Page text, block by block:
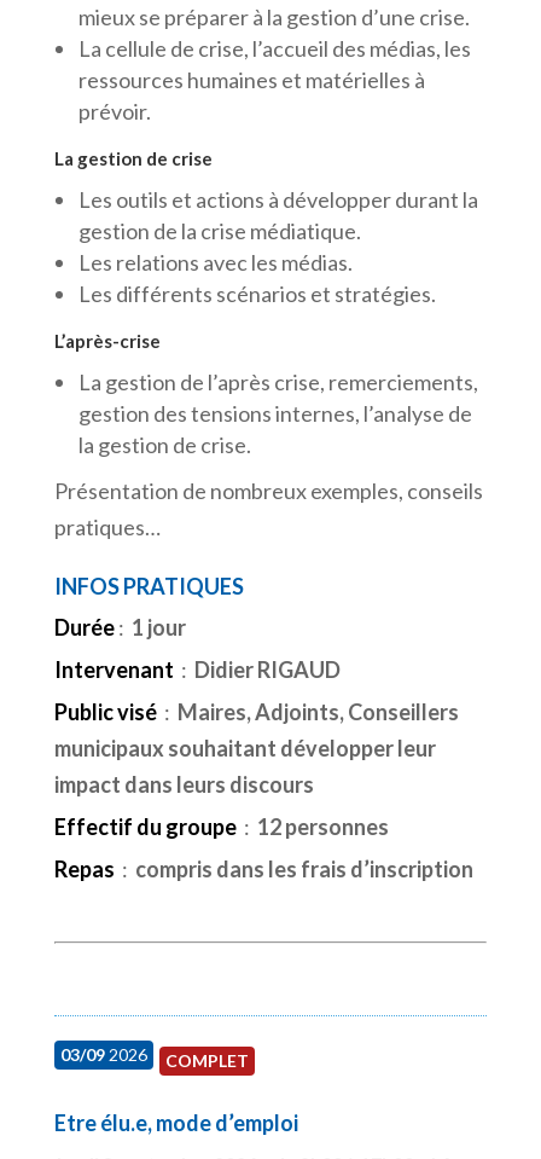
mieux se préparer à la gestion d’une crise.
La cellule de crise, l’accueil des médias, les
ressources humaines et matérielles à
prévoir.
La gestion de crise
Les outils et actions à développer durant la
gestion de la crise médiatique.
Les relations avec les médias.
Les différents scénarios et stratégies.
L’après-crise
La gestion de l’après crise, remerciements,
gestion des tensions internes, l’analyse de
la gestion de crise.
Présentation de nombreux exemples, conseils
pratiques…
INFOS PRATIQUES
Durée: 1 jour
Intervenant : Didier RIGAUD
Public visé : Maires, Adjoints, Conseillers
municipaux souhaitant développer leur
impact dans leurs discours
Effectif du groupe: 12 personnes
Repas : compris dans les frais d’inscription
03/092026 COMPLET
Etre élu.e, mode d’emploi